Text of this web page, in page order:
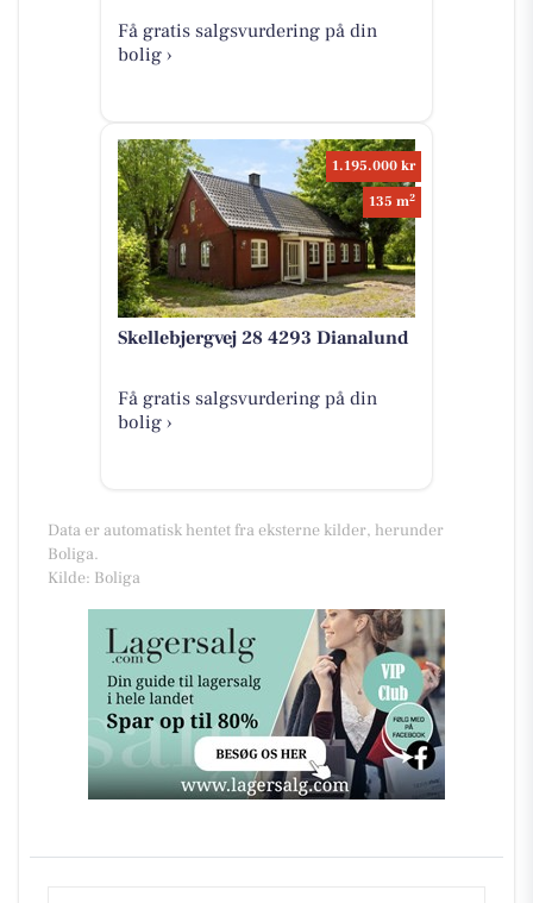
Få gratis salgsvurdering på din
bolig ›
1.195.000 kr
135 m2
Skellebjergvej 28 4293 Dianalund
Få gratis salgsvurdering på din
bolig ›
Data er automatisk hentet fra eksterne kilder, herunder
Boliga.
Kilde: Boliga